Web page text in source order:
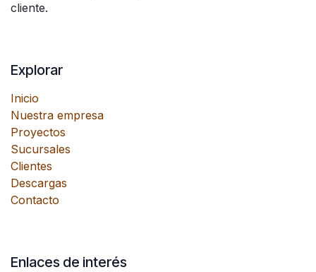
cliente.
Explorar
Inicio
Nuestra empresa
Proyectos
Sucursales
Clientes
Descargas
Contacto
Enlaces de interés